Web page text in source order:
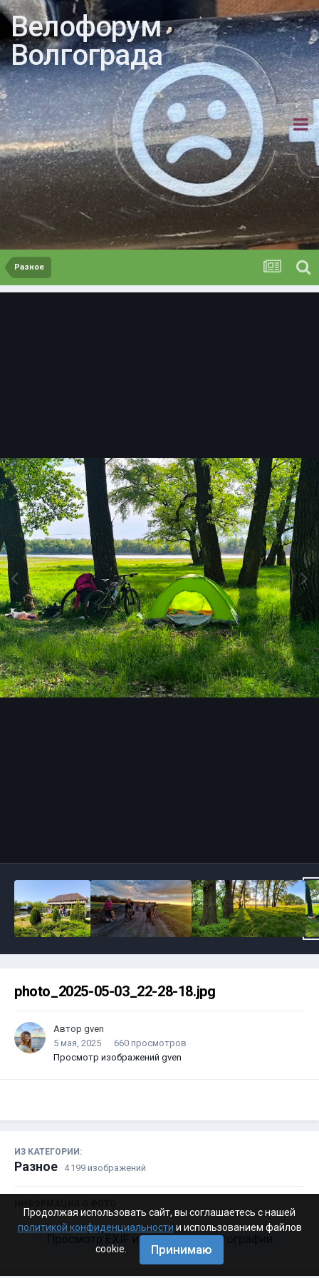
Велофорум
Волгограда
Разное
photo_2025-05-03_22-28-18.jpg
Автор gven
5 мая, 2025
660 просмотров
Просмотр изображений gven
ИЗ КАТЕГОРИИ:
Разное · 4 199 изображений
Просмотр EXIF информации фотографии
Продолжая использовать сайт, вы соглашаетесь с нашей
политикой конфиденциальности и использованием файлов
cookie.
Принимаю